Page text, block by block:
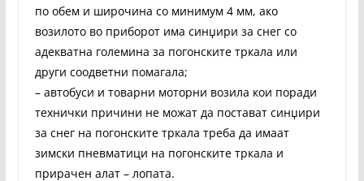
по обем и широчина со минимум 4 мм, ако
возилото во приборот има синџири за снег со
адекватна големина за погонските тркала или
други соодветни помагала;
– автобуси и товарни моторни возила кои поради
технички причини не можат да постават синџири
за снег на погонските тркала треба да имаат
зимски пневматици на погонските тркала и
прирачен алат – лопата.